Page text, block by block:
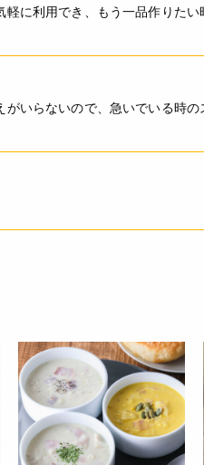
に利用でき、もう一品作りたい
いらないので、急いでいる時の